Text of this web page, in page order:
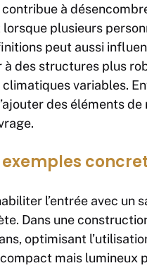
à
lorsque plusieurs
peut aussi
des structures plus
variables.
des éléments
l’entrée avec un
Dans une
optimisant
mais